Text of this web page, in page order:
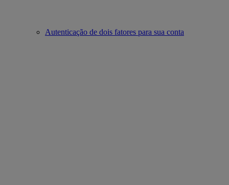
Autenticação de dois fatores para sua conta